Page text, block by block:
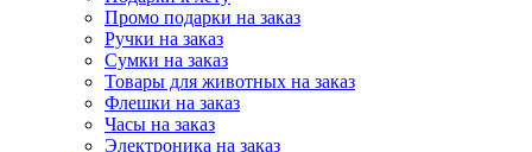
Промо подарки на заказ
Ручки на заказ
Сумки на заказ
Товары для животных на заказ
Флешки на заказ
Часы на заказ
Электроника на заказ